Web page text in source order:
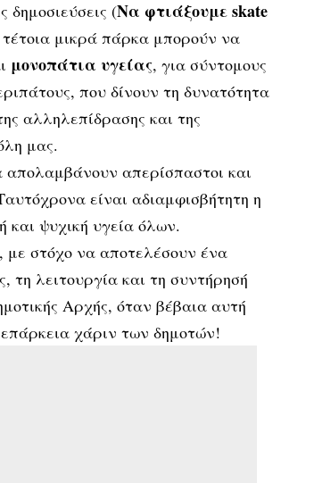
(Να φτιάξουμε skate
μικρά πάρκα μπορούν να
μονοπάτια υγείας, για σύντομους
που δίνουν τη δυνατότητα
αλληλεπίδρασης και της
μας.
απολαμβάνουν απερίσπαστοι και
είναι αδιαμφισβήτητη η
και ψυχική υγεία όλων.
με στόχο να αποτελέσουν ένα
λειτουργία και τη συντήρησή
Αρχής, όταν βέβαια αυτή
χάριν των δημοτών!